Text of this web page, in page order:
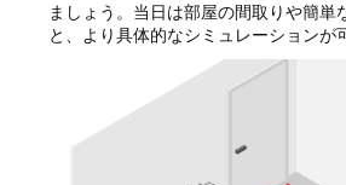
ましょう。当日は部屋の間取りや簡単
と、より具体的なシミュレーションが